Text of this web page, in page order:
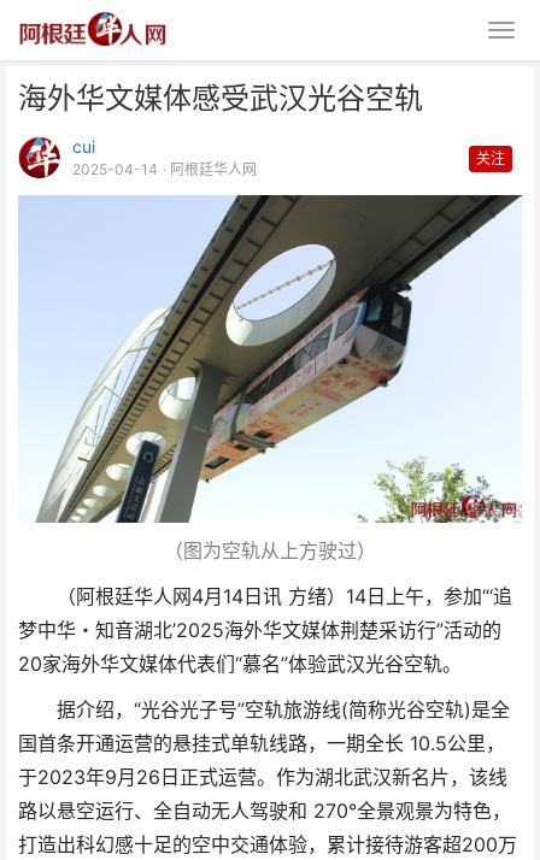
海外华文媒体感受武汉光谷空轨
cui
2025-04-14 · 阿根廷华人网
关注
（图为空轨从上方驶过）
（阿根廷华人网4月14日讯 方绪）14日上午，参加“‘追
梦中华・知音湖北’2025海外华文媒体荆楚采访行”活动的
20家海外华文媒体代表们“慕名”体验武汉光谷空轨。
据介绍，“光谷光子号”空轨旅游线(简称光谷空轨)是全
国首条开通运营的悬挂式单轨线路，一期全长 10.5公里，
于2023年9月26日正式运营。作为湖北武汉新名片，该线
路以悬空运行、全自动无人驾驶和 270°全景观景为特色，
打造出科幻感十足的空中交通体验，累计接待游客超200万
海外华文媒体感受武汉光谷空轨